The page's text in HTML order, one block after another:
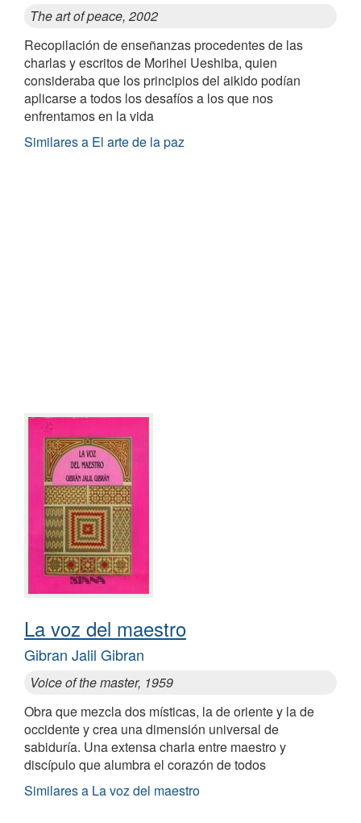
The art of peace, 2002
Recopilación de enseñanzas procedentes de las
charlas y escritos de Morihei Ueshiba, quien
consideraba que los principios del aikido podían
aplicarse a todos los desafíos a los que nos
enfrentamos en la vida
Similares a El arte de la paz
La voz del maestro
Gibran Jalil Gibran
Voice of the master, 1959
Obra que mezcla dos místicas, la de oriente y la de
occidente y crea una dimensión universal de
sabiduría. Una extensa charla entre maestro y
discípulo que alumbra el corazón de todos
Similares a La voz del maestro